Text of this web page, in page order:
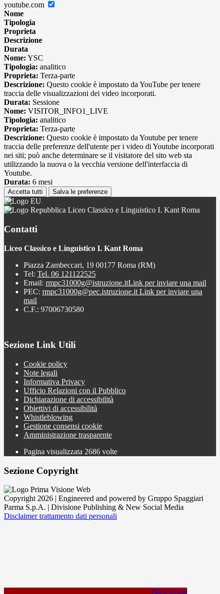
youtube.com
Nome
Tipologia
Proprieta
Descrizione
Durata
Nome: YSC
Tipologia: analitico
Proprieta: Terza-parte
Descrizione: Questo cookie è impostato da YouTube per tenere
traccia delle visualizzazioni dei video incorporati.
Durata: Sessione
Nome: VISITOR_INFO1_LIVE
Tipologia: analitico
Proprieta: Terza-parte
Descrizione: Questo cookie è impostato da Youtube per tenere
traccia delle preferenze dell'utente per i video di Youtube incorporati
nei siti; può anche determinare se il visitatore del sito web sta
utilizzando la nuova o la vecchia versione dell'interfaccia di
Youtube.
Durata: 6 mesi
Accetta tutti Salva le preferenze
Liceo Classico e Linguistico I. Kant Roma
Contatti
Liceo Classico e Linguistico I. Kant Roma
Piazza Zambeccari, 19 00177 Roma (RM)
Tel: Tel. 06 121122525
Email: rmpc31000g@istruzione.itLink per inviare una mail
PEC: rmpc31000g@pec.istruzione.it Link per inviare una
mail
C.F.: 97006730580
Sezione Link Utili
Cookie policy
Note legali
Informativa Privacy
Ufficio Relazioni con il Pubblico
Dichiarazione di accessibilità
Obiettivi di accessibilità
Whistleblowing
Gestione consensi cookie
Amministrazione trasparente
Pagina visualizzata 2686 volte
Sezione Copyright
Copyright 2026 | Engineered and powered by Gruppo Spaggiari
Parma S.p.A. | Divisione Publishing & New Social Media
Disclaimer trattamento dati personali
Back to top